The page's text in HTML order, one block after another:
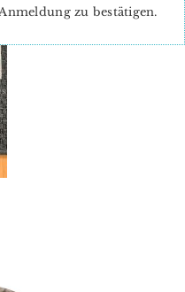
zu bestätigen.